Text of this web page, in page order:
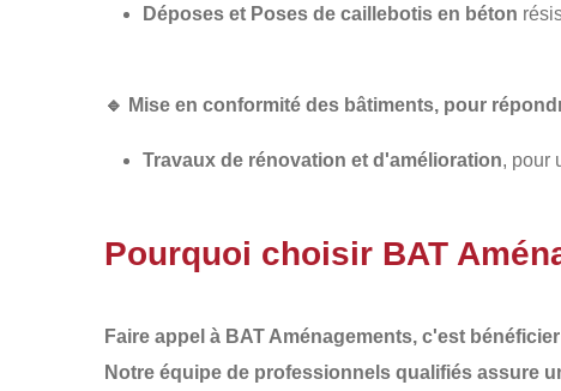
Déposes et Poses de caillebotis en béton
🔹 Mise en conformité des bâtiments, pour
Travaux de rénovation et d'amélioration, pour
Pourquoi choisir BAT
Faire appel à BAT Aménagements, c'est
Notre équipe de professionnels qualifiés assure